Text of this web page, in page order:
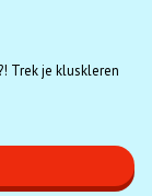
Trek je kluskleren